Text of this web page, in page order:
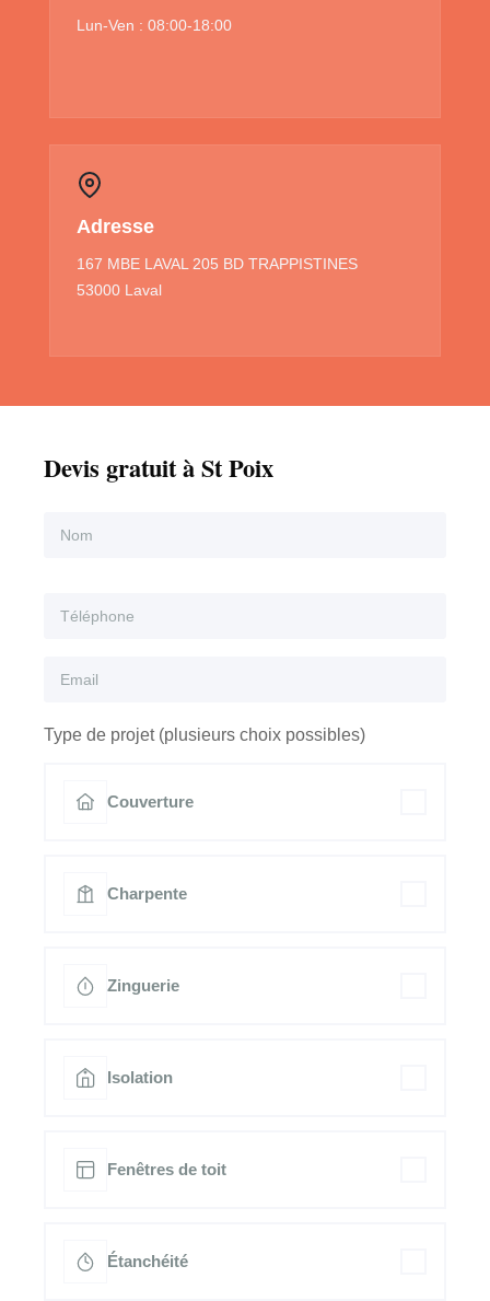
Lun-Ven : 08:00-18:00
Adresse
167 MBE LAVAL 205 BD TRAPPISTINES
53000 Laval
Devis gratuit à St Poix
Type de projet (plusieurs choix possibles)
Couverture
Charpente
Zinguerie
Isolation
Fenêtres de toit
Étanchéité